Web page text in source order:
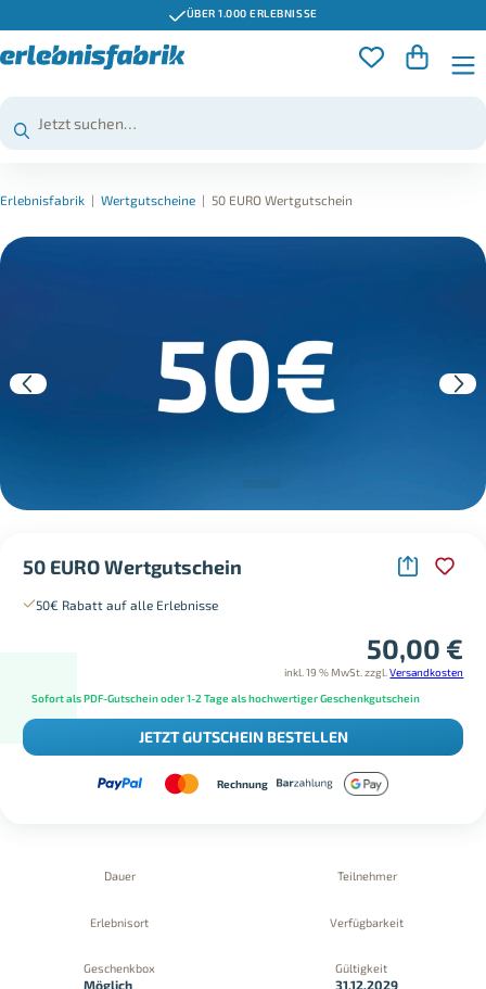
ÜBER 1.000 ERLEBNISSE
Erlebnisfabrik | Wertgutscheine | 50 EURO Wertgutschein
50 EURO Wertgutschein
50€ Rabatt auf alle Erlebnisse
50,00 €
inkl. 19 % MwSt. zzgl.Versandkosten
Sofort als PDF-Gutschein oder 1-2 Tage als hochwertiger Geschenkgutschein
JETZT GUTSCHEIN BESTELLEN
Rechnung
Dauer Teilnehmer
Erlebnisort Verfügbarkeit
Geschenkbox
Möglich
Gültigkeit
31.12.2029